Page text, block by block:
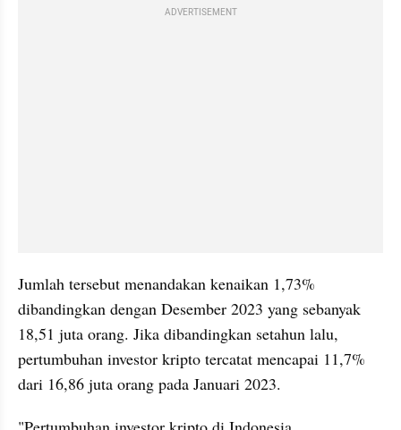
ADVERTISEMENT
Jumlah tersebut menandakan kenaikan 1,73%
dibandingkan dengan Desember 2023 yang sebanyak
18,51 juta orang. Jika dibandingkan setahun lalu,
pertumbuhan investor kripto tercatat mencapai 11,7%
dari 16,86 juta orang pada Januari 2023.